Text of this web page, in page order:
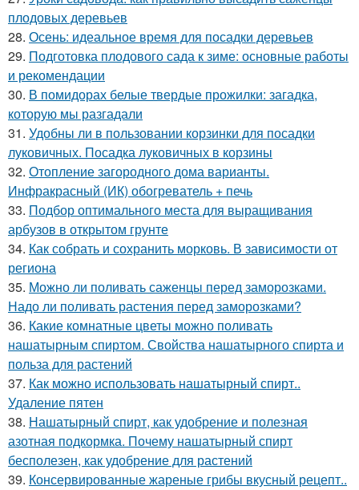
плодовых деревьев
28. Осень: идеальное время для посадки деревьев
29. Подготовка плодового сада к зиме: основные работы
и рекомендации
30. В помидорах белые твердые прожилки: загадка,
которую мы разгадали
31. Удобны ли в пользовании корзинки для посадки
луковичных. Посадка луковичных в корзины
32. Отопление загородного дома варианты.
Инфракрасный (ИК) обогреватель + печь
33. Подбор оптимального места для выращивания
арбузов в открытом грунте
34. Как собрать и сохранить морковь. В зависимости от
региона
35. Можно ли поливать саженцы перед заморозками.
Надо ли поливать растения перед заморозками?
36. Какие комнатные цветы можно поливать
нашатырным спиртом. Свойства нашатырного спирта и
польза для растений
37. Как можно использовать нашатырный спирт..
Удаление пятен
38. Нашатырный спирт, как удобрение и полезная
азотная подкормка. Почему нашатырный спирт
бесполезен, как удобрение для растений
39. Консервированные жареные грибы вкусный рецепт..